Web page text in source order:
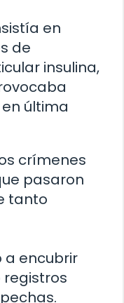
en
de
insulina,
última
crímenes
pasaron
tanto
a encubrir
registros